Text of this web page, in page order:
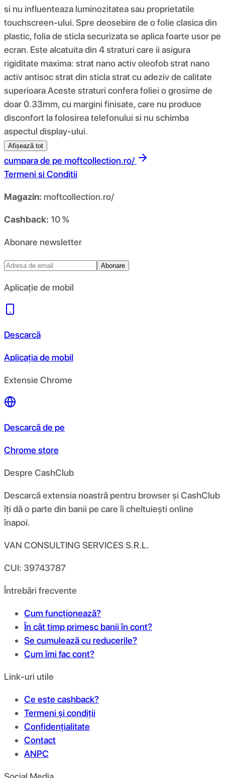
si nu influenteaza luminozitatea sau proprietatile
touchscreen-ului. Spre deosebire de o folie clasica din
plastic, folia de sticla securizata se aplica foarte usor pe
ecran. Este alcatuita din 4 straturi care ii asigura
rigiditate maxima: strat nano activ oleofob strat nano
activ antisoc strat din sticla strat cu adeziv de calitate
superioara Aceste straturi confera foliei o grosime de
doar 0.33mm, cu margini finisate, care nu produce
disconfort la folosirea telefonului si nu schimba
aspectul display-ului.
Afișează tot
cumpara de pe moftcollection.ro/
Termeni si Conditii
Magazin: moftcollection.ro/
Cashback: 10 %
Abonare newsletter
Abonare
Aplicație de mobil
Descarcă
Aplicația de mobil
Extensie Chrome
Descarcă de pe
Chrome store
Despre CashClub
Descarcă extensia noastră pentru browser și CashClub
îți dă o parte din banii pe care îi cheltuiești online
înapoi.
VAN CONSULTING SERVICES S.R.L.
CUI: 39743787
Întrebări frecvente
Cum funcționează?
În cât timp primesc banii în cont?
Se cumulează cu reducerile?
Cum îmi fac cont?
Link-uri utile
Ce este cashback?
Termeni și condiții
Confidențialitate
Contact
ANPC